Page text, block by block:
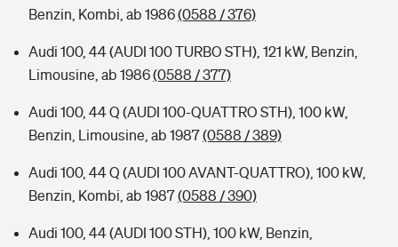
Benzin, Kombi, ab 1986(0588 / 376)
Audi 100, 44 (AUDI 100 TURBO STH), 121 kW, Benzin,
Limousine, ab 1986(0588 / 377)
Audi 100, 44 Q (AUDI 100-QUATTRO STH), 100 kW,
Benzin, Limousine, ab 1987(0588 / 389)
Audi 100, 44 Q (AUDI 100 AVANT-QUATTRO), 100 kW,
Benzin, Kombi, ab 1987(0588 / 390)
Audi 100, 44 (AUDI 100 STH), 100 kW, Benzin,